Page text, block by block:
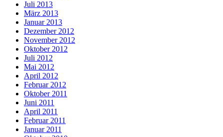
Juli 2013
März 2013
Januar 2013
Dezember 2012
November 2012
Oktober 2012
Juli 2012
Mai 2012
April 2012
Februar 2012
Oktober 2011
Juni 2011
April 2011
Februar 2011
Januar 2011